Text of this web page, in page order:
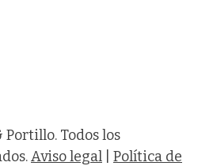
Todos los
Aviso legal
Política de